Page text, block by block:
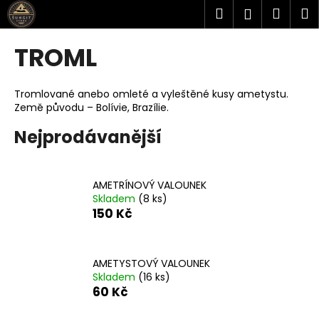
Přejít
na
obsah
Hledat
TROML
Tromlované anebo omleté a vyleštěné kusy ametystu.
Země původu – Bolívie, Brazílie.
Nejprodávanější
AMETRÍNOVÝ VALOUNEK
Skladem (8 ks)
150 Kč
AMETYSTOVÝ VALOUNEK
Skladem (16 ks)
60 Kč
K
o
o
p
o